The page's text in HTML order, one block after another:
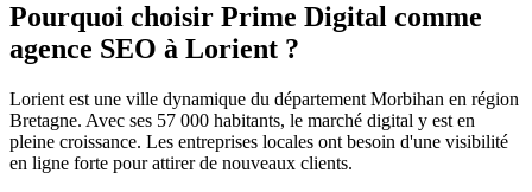
Pourquoi choisir Prime Digital comme
agence SEO à Lorient ?
Lorient est une ville dynamique du département Morbihan en région
Bretagne. Avec ses 57 000 habitants, le marché digital y est en
pleine croissance. Les entreprises locales ont besoin d'une visibilité
en ligne forte pour attirer de nouveaux clients.